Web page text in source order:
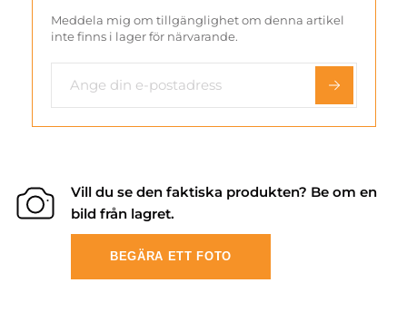
Meddela mig om tillgänglighet om denna artikel
inte finns i lager för närvarande.
Vill du se den faktiska produkten? Be om en
bild från lagret.
BEGÄRA ETT FOTO